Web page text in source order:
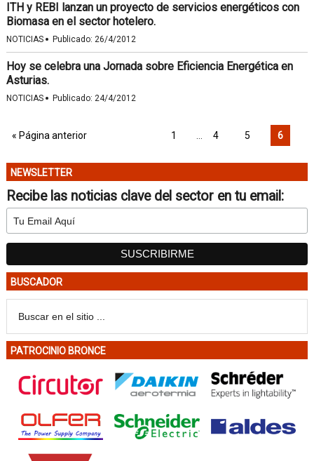
ITH y REBI lanzan un proyecto de servicios energéticos con
Biomasa en el sector hotelero.
NOTICIAS · Publicado: 26/4/2012
Hoy se celebra una Jornada sobre Eficiencia Energética en
Asturias.
NOTICIAS · Publicado: 24/4/2012
« Página anterior 1 4 5 6
NEWSLETTER
Recibe las noticias clave del sector en tu email:
BUSCADOR
PATROCINIO BRONCE